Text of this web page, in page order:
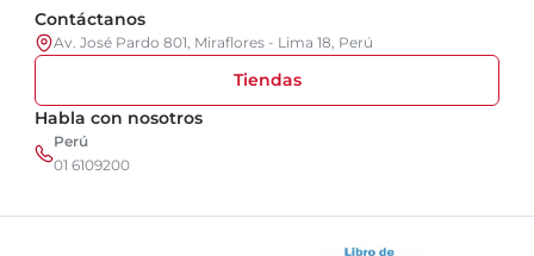
Contáctanos
Av. José Pardo 801, Miraflores - Lima 18, Perú
Tiendas
Habla con nosotros
Perú
01 6109200